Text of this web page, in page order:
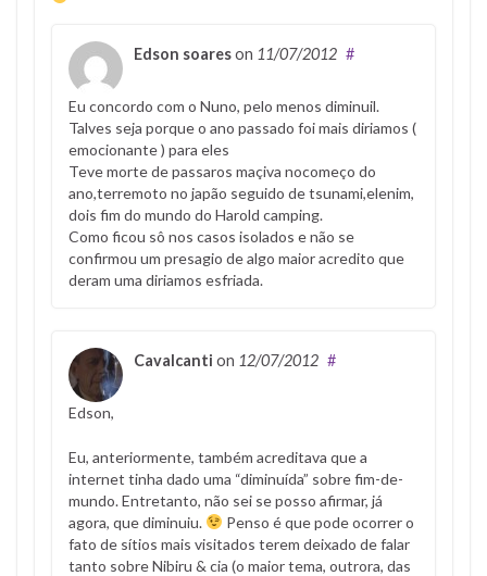
Edson soareson 11/07/2012 #
Eu concordo com o Nuno, pelo menos diminuil.
Talves seja porque o ano passado foi mais diriamos (
emocionante ) para eles
Teve morte de passaros maçiva nocomeço do
ano,terremoto no japão seguido de tsunami,elenim,
dois fim do mundo do Harold camping.
Como ficou sô nos casos isolados e não se
confirmou um presagio de algo maior acredito que
deram uma diriamos esfriada.
Cavalcanti on 12/07/2012 #
Edson,
Eu, anteriormente, também acreditava que a
internet tinha dado uma “diminuída” sobre fim-de-
mundo. Entretanto, não sei se posso afirmar, já
agora, que diminuiu.
Penso é que pode ocorrer o
fato de sítios mais visitados terem deixado de falar
tanto sobre Nibiru & cia (o maior tema, outrora, das